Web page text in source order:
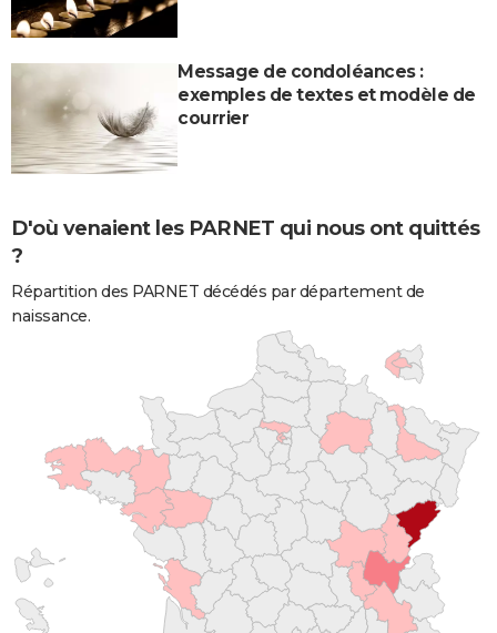
Message de condoléances :
exemples de textes et modèle de
courrier
D'où venaient les PARNET qui nous ont quittés
?
Répartition des PARNET décédés par département de
naissance.